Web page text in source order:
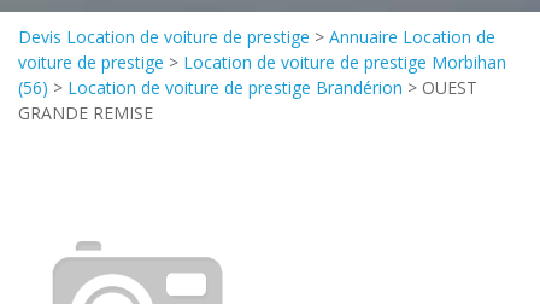
Devis Location de voiture de prestige > Annuaire Location de
voiture de prestige > Location de voiture de prestige Morbihan
(56) > Location de voiture de prestige Brandérion > OUEST
GRANDE REMISE